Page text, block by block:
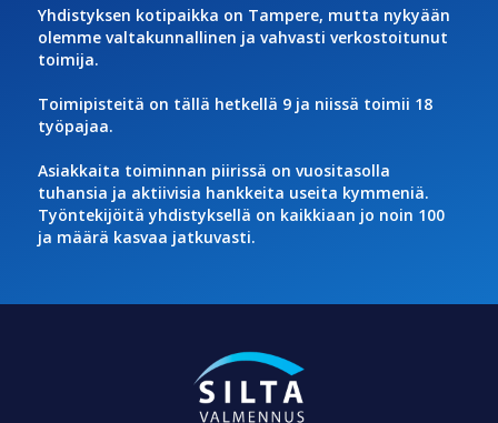
Yhdistyksen kotipaikka on Tampere, mutta nykyään
olemme valtakunnallinen ja vahvasti verkostoitunut
toimija.
Toimipisteitä on tällä hetkellä 9 ja niissä toimii 18
työpajaa.
Asiakkaita toiminnan piirissä on vuositasolla
tuhansia ja aktiivisia hankkeita useita kymmeniä.
Työntekijöitä yhdistyksellä on kaikkiaan jo noin 100
ja määrä kasvaa jatkuvasti.